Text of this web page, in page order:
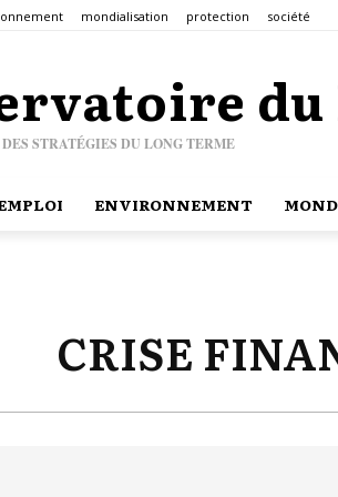
mondialisation protection société
STRATÉGIES DU LONG TERME
ENVIRONNEMENT
CRISE